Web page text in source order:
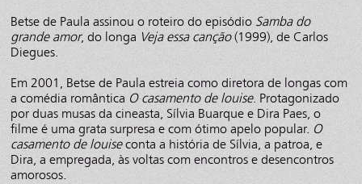
Betse de Paula assinou o roteiro do episódio Samba do
grande amor, do longa Veja essa canção(1999), de Carlos
Diegues.
Em 2001, Betse de Paula estreia como diretora de longas com
a comédia romântica O casamento de louise. Protagonizado
por duas musas da cineasta, Sílvia Buarque e Dira Paes, o
filme é uma grata surpresa e com ótimo apelo popular. O
casamento de louiseconta a história de Sílvia, a patroa, e
Dira, a empregada, às voltas com encontros e desencontros
amorosos.